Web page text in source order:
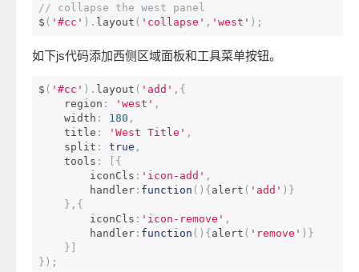
// collapse the west panel
$ ( '#cc' ). layout ( 'collapse' , 'west' );
如下js代码添加西侧区域面板和工具菜单按钮。
$ ( '#cc' ). layout ( 'add' ,{
    region
: 'west' ,
    width
: 180 ,
    title
: 'West Title' ,
    split
: true ,
    tools
:
[{
        iconCls
: 'icon-add' ,
        handler
: function (){alert ( 'add' )}
},{
        iconCls
: 'icon-remove' ,
        handler
: function (){alert ( 'remove' )}
}]
});